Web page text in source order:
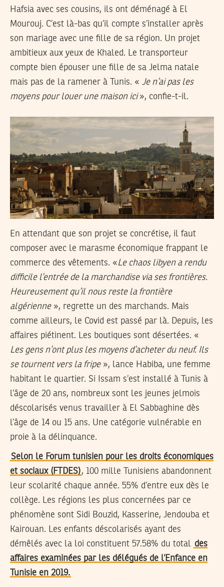
Hafsia avec ses cousins, ils ont déménagé à El
Mourouj. C’est là-bas qu’il compte s’installer après
son mariage avec une fille de sa région. Un projet
ambitieux aux yeux de Khaled. Le transporteur
compte bien épouser une fille de sa Jelma natale
mais pas de la ramener à Tunis. « Je n’ai pas les
moyens pour louer une maison ici», confie-t-il.
En attendant que son projet se concrétise, il faut
composer avec le marasme économique frappant le
commerce des vêtements. «Le chaos libyen a rendu
difficile l’entrée de la marchandise via ses frontières.
Heureusement qu’il nous reste la frontière
algérienne», regrette un des marchands. Mais
comme ailleurs, le Covid est passé par là. Depuis, les
affaires piétinent. Les boutiques sont désertées. «
Les gens n’ont plus les moyens d’acheter du neuf. Ils
se tournent vers la fripe», lance Habiba, une femme
habitant le quartier. Si Issam s’est installé à Tunis à
l’âge de 20 ans, nombreux sont les jeunes jelmois
déscolarisés venus travailler à El Sabbaghine dès
l’âge de 14 ou 15 ans. Une catégorie vulnérable en
proie à la délinquance.
Selon le Forum tunisien pour les droits économiques
et sociaux (FTDES), 100 mille Tunisiens abandonnent
leur scolarité chaque année. 55% d’entre eux dès le
collège. Les régions les plus concernées par ce
phénomène sont Sidi Bouzid, Kasserine, Jendouba et
Kairouan. Les enfants déscolarisés ayant des
démêlés avec la loi constituent 57.58% du total des
affaires examinées par les délégués de l’Enfance en
Tunisie en 2019.